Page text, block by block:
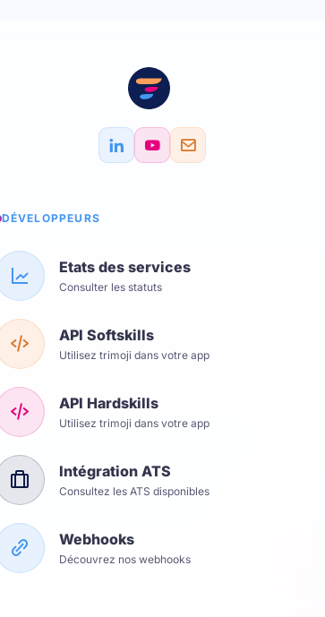
DÉVELOPPEURS
Etats des services
Consulter les statuts
API Softskills
Utilisez trimoji dans votre app
API Hardskills
Utilisez trimoji dans votre app
Intégration ATS
Consultez les ATS disponibles
Webhooks
Découvrez nos webhooks